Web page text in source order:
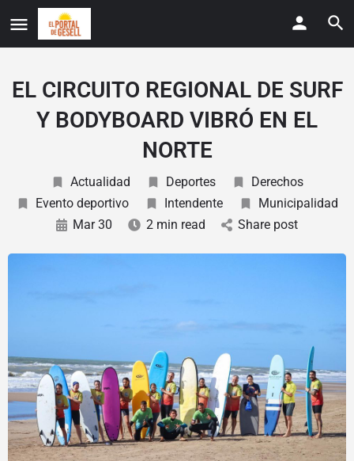
EL CIRCUITO REGIONAL DE SURF
Y BODYBOARD VIBRÓ EN EL
NORTE
Actualidad Deportes
Derechos
Evento deportivo
Intendente
Municipalidad
Mar 30
2 min read Share post